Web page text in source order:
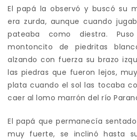
El papá la observó y buscó su
era zurda, aunque cuando
pateaba como diestra.
montoncito de piedritas
alzando con fuerza su brazo
las piedras que fueron lejos,
plata cuando el sol las tocaba
caer al lomo marrón del río
El papá que permanecía
muy fuerte, se inclinó hasta